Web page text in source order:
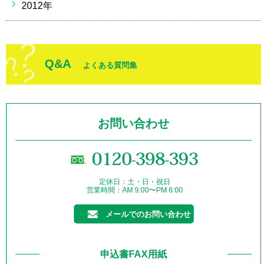
2012年
Q&A よくある質問集
お問い合わせ
0120-398-393
定休日：土・日・祝日
営業時間：AM 9:00〜PM 6:00
メールでのお問い合わせ
申込書FAX用紙